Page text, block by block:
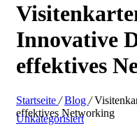
Innovative
effektives
Startseite /Blog /
effektives Networking
Unkategorisiert